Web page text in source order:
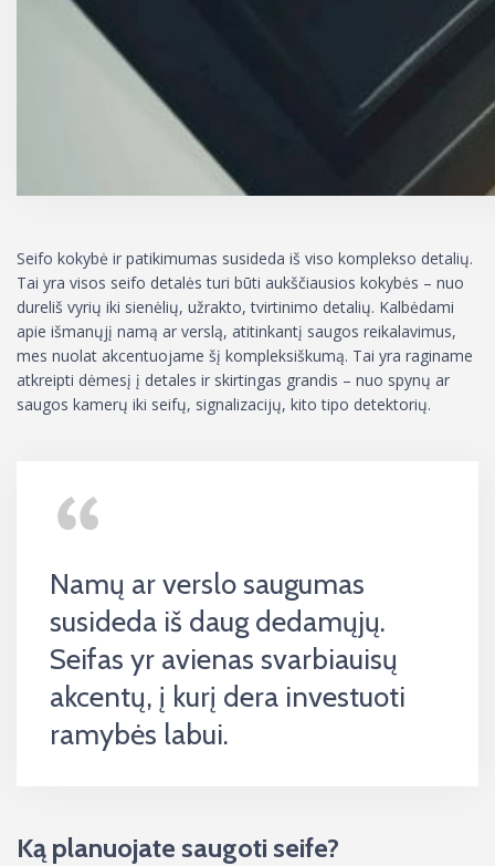
Seifo kokybė ir patikimumas susideda iš viso komplekso detalių.
Tai yra visos seifo detalės turi būti aukščiausios kokybės – nuo
dureliš vyrių iki sienėlių, užrakto, tvirtinimo detalių. Kalbėdami
apie išmanųjį namą ar verslą, atitinkantį saugos reikalavimus,
mes nuolat akcentuojame šį kompleksiškumą. Tai yra raginame
atkreipti dėmesį į detales ir skirtingas grandis – nuo spynų ar
saugos kamerų iki seifų, signalizacijų, kito tipo detektorių.
Namų ar verslo saugumas
susideda iš daug dedamųjų.
Seifas yr avienas svarbiauisų
akcentų, į kurį dera investuoti
ramybės labui.
Ką planuojate saugoti seife?